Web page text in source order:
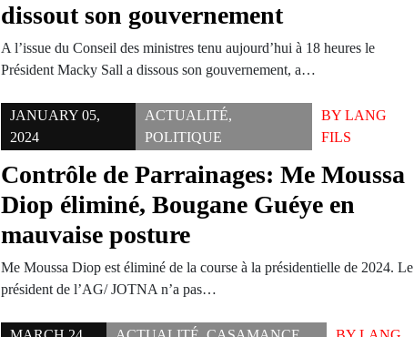
dissout son gouvernement
A l’issue du Conseil des ministres tenu aujourd’hui à 18 heures le
Président Macky Sall a dissous son gouvernement, a…
JANUARY 05,
2024
ACTUALITÉ,
POLITIQUE
BYLANG
FILS
Contrôle de Parrainages: Me Moussa
Diop éliminé, Bougane Guéye en
mauvaise posture
Me Moussa Diop est éliminé de la course à la présidentielle de 2024. Le
président de l’AG/ JOTNA n’a pas…